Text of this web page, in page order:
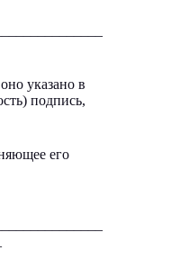
указано в
подпись,
его